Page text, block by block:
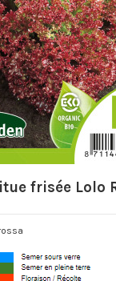
frisée Lolo